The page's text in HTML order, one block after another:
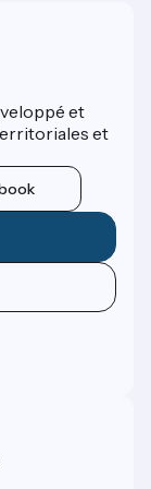
et
et